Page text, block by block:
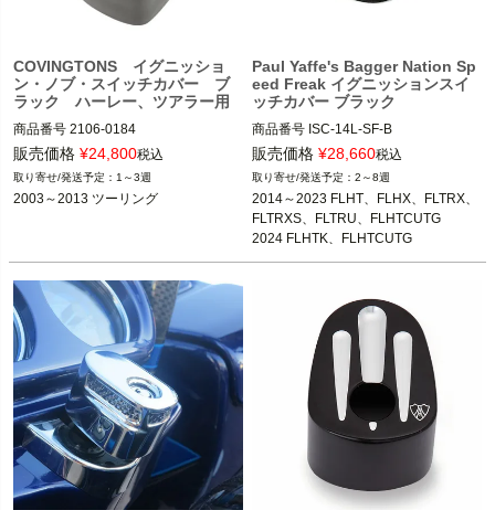
COVINGTONS イグニッショ
ン・ノブ・スイッチカバー ブ
ラック ハーレー、ツアラー用
商品番号 2106-0184
2003～2013 ツーリング
販売価格 ¥24,800税込
1～3週
2003～2013 ツーリング
Paul Yaffe's Bagger Nation Sp
eed Freak イグニッションスイ
ッチカバー ブラック
商品番号 ISC-14L-SF-B
2014～2023 FLHX、FLHXS、FLHTC
LTRX、FLTRXS、FLTRU、FLHTCUT
2024 FLHTK、FLHTCUTG
(ポールヤフィー)
販売価格 ¥28,660税込
2～8週
2014～2023 FLHT、FLHX、FLTRX、
FLTRXS、FLTRU、FLHTCUTG
2024 FLHTK、FLHTCUTG